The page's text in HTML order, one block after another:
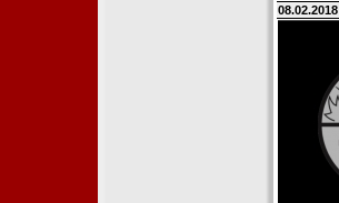
08.02.2018